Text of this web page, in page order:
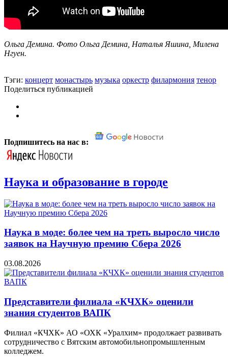
Ольга Демина. Фото Ольга Демина, Наталья Яшина, Милена
Нгуен.
Тэги: концерт монастырь музыка оркестр филармония тенор
Поделиться публикацией
Подпишитесь на нас в:
Наука и образование в городе
Наука в моде: более чем на треть выросло число
заявок на Научную премию Сбера 2026
03.08.2026
Представители филиала «КЧХК» оценили
знания студентов ВАПК
Филиал «КЧХК» АО «ОХК «Уралхим» продолжает развивать
сотрудничество с Вятским автомобильнопромышленным
колледжем.